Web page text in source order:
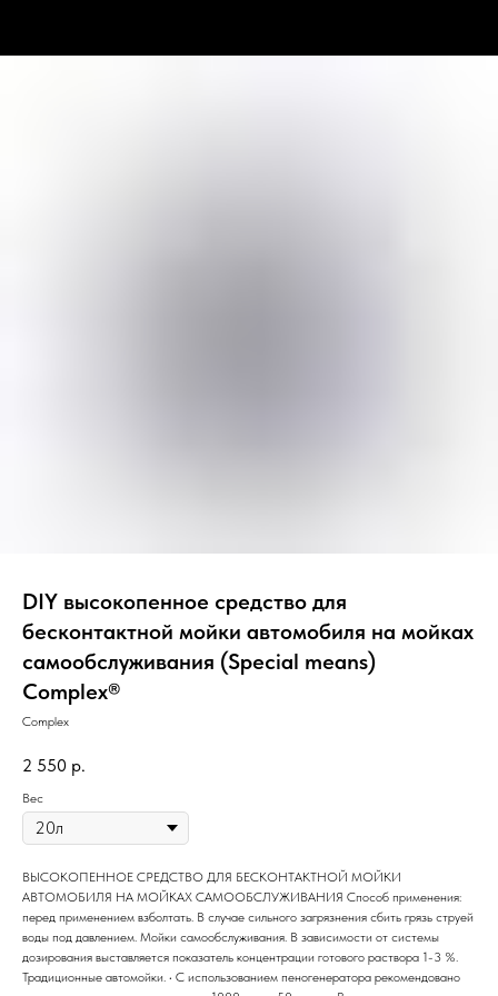
DIY высокопенное средство для
бесконтактной мойки автомобиля на мойках
самообслуживания (Special means)
Complex®
Complex
2 550 р.
Вес
ВЫСОКОПЕННОЕ СРЕДСТВО ДЛЯ БЕСКОНТАКТНОЙ МОЙКИ
АВТОМОБИЛЯ НА МОЙКАХ САМООБСЛУЖИВАНИЯ Способ применения:
перед применением взболтать. В случае сильного загрязнения сбить грязь струей
воды под давлением. Мойки самообслуживания. В зависимости от системы
дозирования выставляется показатель концентрации готового раствора 1-3 %.
Традиционные автомойки. • С использованием пеногенератора рекомендовано